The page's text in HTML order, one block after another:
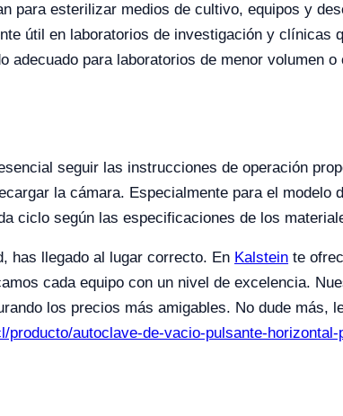
para esterilizar medios de cultivo, equipos y
útil en laboratorios de investigación y clínicas
para laboratorios de menor volumen o
seguir las instrucciones de operación
la cámara. Especialmente para el modelo
ciclo según las especificaciones de los
has llegado al lugar correcto. En Kalstein te
cada equipo con un nivel de excelencia.
los precios más amigables. No dude más,
producto/autoclave-de-vacio-pulsante-